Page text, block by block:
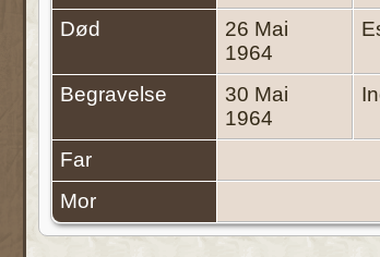
Død
26 Mai
1964
Begravelse
30 Mai
1964
Far
Mor